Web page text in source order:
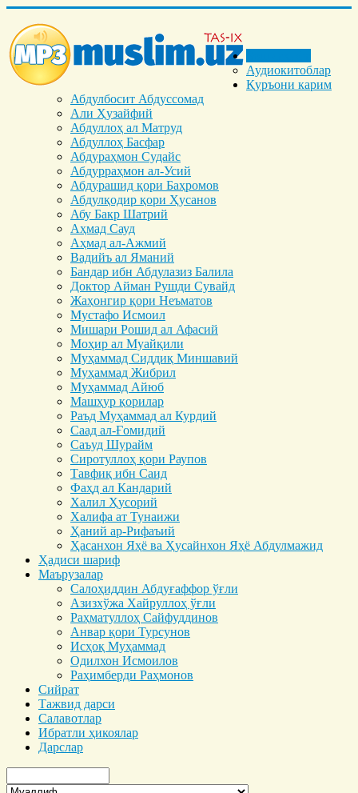
Аудиокитоблар
Қуръони карим
Абдулбосит Абдуссомад
Али Ҳузайфий
Абдуллоҳ ал Матруд
Абдуллоҳ Басфар
Абдураҳмон Судайс
Абдурраҳмон ал-Усий
Абдурашид қори Баҳромов
Абдулқодир қори Ҳусанов
Абу Бакр Шатрий
Аҳмад Сауд
Аҳмад ал-Ажмий
Вадийъ ал Яманий
Бандар ибн Абдулазиз Балила
Доктор Айман Рушди Сувайд
Жаҳонгир қори Неъматов
Мустафо Исмоил
Мишари Рошид ал Афасий
Моҳир ал Муайқили
Муҳаммад Cиддиқ Миншавий
Муҳаммад Жибрил
Муҳаммад Айюб
Машҳур қорилар
Раъд Муҳаммад ал Курдий
Саад ал-Ғомидий
Саъуд Шурайм
Сиротуллоҳ қори Раупов
Тавфиқ ибн Саид
Фаҳд ал Кандарий
Халил Ҳусорий
Халифа ат Тунаижи
Ҳаний ар-Рифаъий
Ҳасанхон Яҳё ва Ҳусайнхон Яҳё Абдулмажид
Ҳадиси шариф
Маърузалар
Салоҳиддин Абдуғаффор ўғли
Азизхўжа Хайруллоҳ ўғли
Раҳматуллоҳ Сайфуддинов
Анвар қори Турсунов
Исҳоқ Муҳаммад
Одилхон Исмоилов
Раҳимберди Раҳмонов
Сийрат
Тажвид дарси
Салавотлар
Ибратли ҳикоялар
Дарслар